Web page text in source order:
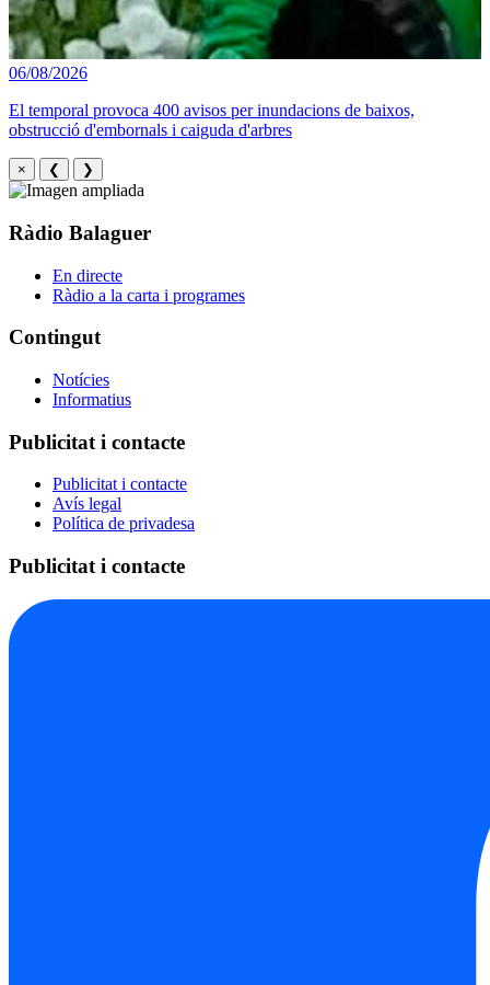
06/08/2026
El temporal provoca 400 avisos per inundacions de baixos,
obstrucció d'embornals i caiguda d'arbres
× ❮ ❯
Ràdio Balaguer
En directe
Ràdio a la carta i programes
Contingut
Notícies
Informatius
Publicitat i contacte
Publicitat i contacte
Avís legal
Política de privadesa
Publicitat i contacte